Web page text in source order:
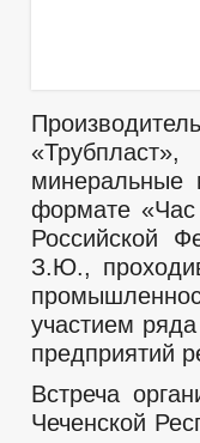
минеральные
формате «Час
Российской
З.Ю.,
участием
предприятий
Встреча
Чеченской